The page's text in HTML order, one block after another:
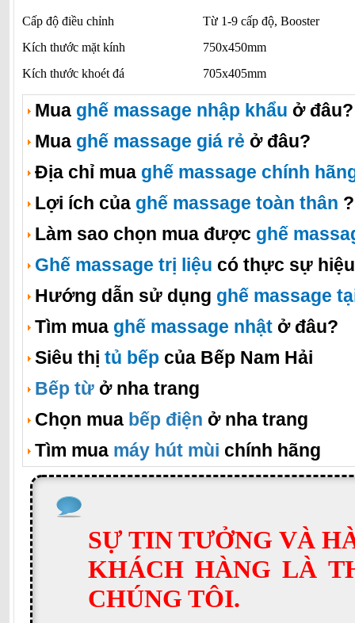
Cấp độ điều chỉnh
Từ 1-9 cấp độ, Booster
Kích thước mặt kính
750x450mm
Kích thước khoét đá
705x405mm
Mua ghế massage nhập khẩu ở đâu?
Mua ghế massage giá rẻ ở đâu?
Địa chỉ mua ghế massage chính
Lợi ích của ghế massage toàn thân ?
Làm sao chọn mua được ghế
Ghế massage trị liệu có thực sự
Hướng dẫn sử dụng ghế massage
Tìm mua ghế massage nhật ở đâu?
Siêu thị tủ bếp của Bếp Nam Hải
Bếp từ ở nha trang
Chọn mua bếp điện ở nha trang
Tìm mua máy hút mùi chính hãng
SỰ TIN TƯỞNG VÀ
KHÁCH HÀNG LÀ
CHÚNG TÔI.